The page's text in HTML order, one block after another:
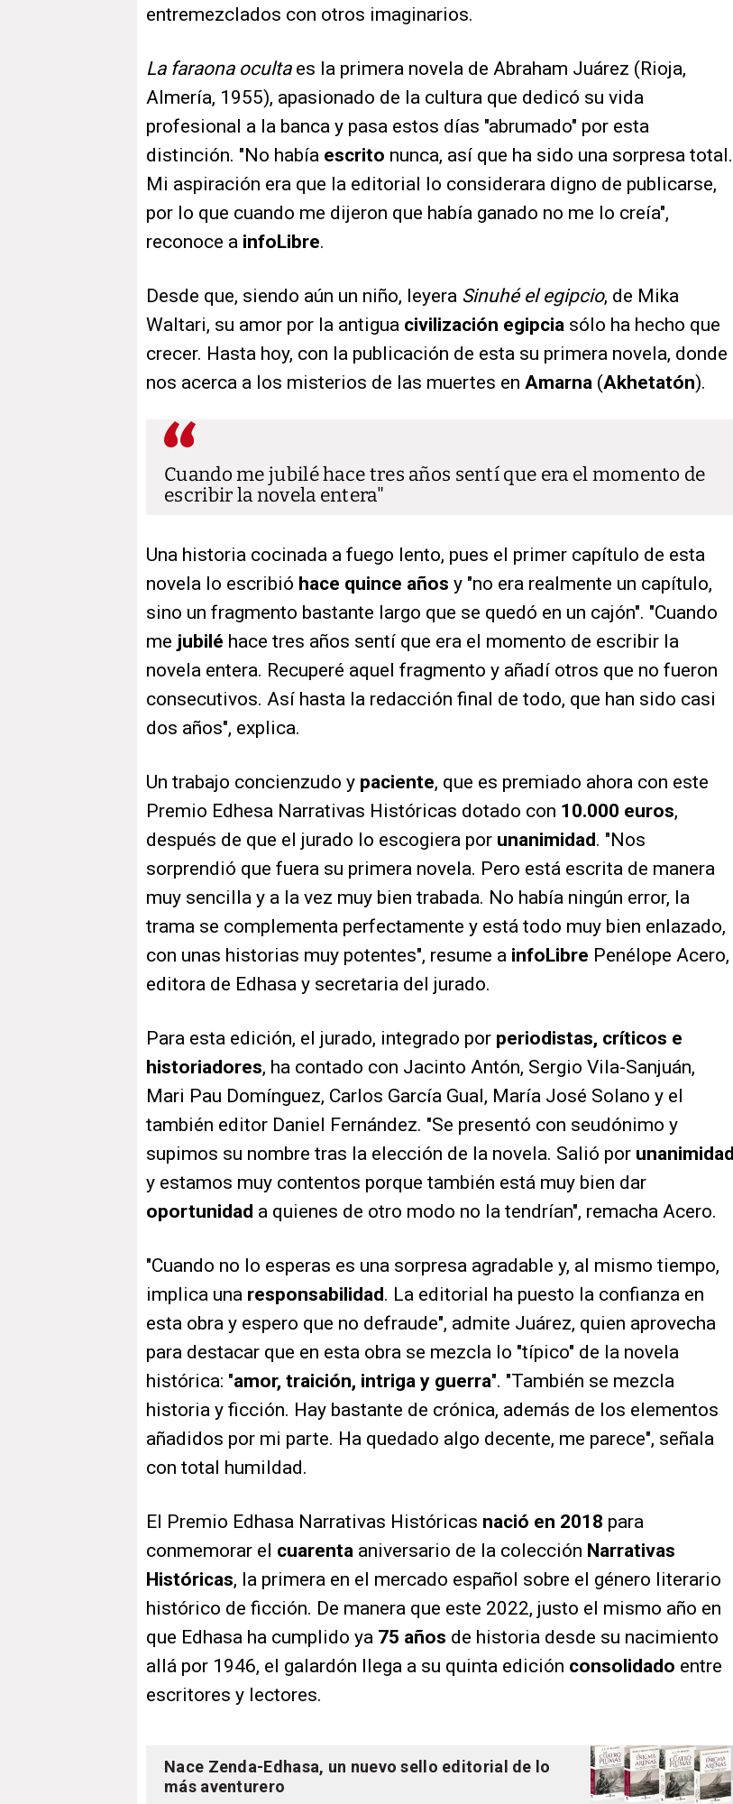
entremezclados con otros imaginarios.
La faraona ocultaes la primera novela de Abraham Juárez (Rioja,
Almería, 1955), apasionado de la cultura que dedicó su vida
profesional a la banca y pasa estos días "abrumado" por esta
distinción. "No había escrito nunca, así que ha sido una sorpresa total.
Mi aspiración era que la editorial lo considerara digno de publicarse,
por lo que cuando me dijeron que había ganado no me lo creía",
reconoce a infoLibre.
Desde que, siendo aún un niño, leyera Sinuhé el egipcio, de Mika
Waltari, su amor por la antigua civilización egipcia sólo ha hecho que
crecer. Hasta hoy, con la publicación de esta su primera novela, donde
nos acerca a los misterios de las muertes en Amarna (Akhetatón).
Cuando me jubilé hace tres años sentí que era el momento de
escribir la novela entera
Una historia cocinada a fuego lento, pues el primer capítulo de esta
novela lo escribió hace quince años y "no era realmente un capítulo,
sino un fragmento bastante largo que se quedó en un cajón". "Cuando
me jubilé hace tres años sentí que era el momento de escribir la
novela entera. Recuperé aquel fragmento y añadí otros que no fueron
consecutivos. Así hasta la redacción final de todo, que han sido casi
dos años", explica.
Un trabajo concienzudo y paciente, que es premiado ahora con este
Premio Edhesa Narrativas Históricas dotado con 10.000 euros,
después de que el jurado lo escogiera por unanimidad. "Nos
sorprendió que fuera su primera novela. Pero está escrita de manera
muy sencilla y a la vez muy bien trabada. No había ningún error, la
trama se complementa perfectamente y está todo muy bien enlazado,
con unas historias muy potentes", resume a infoLibre Penélope Acero,
editora de Edhasa y secretaria del jurado.
Para esta edición, el jurado, integrado por periodistas, críticos e
historiadores, ha contado con Jacinto Antón, Sergio Vila-Sanjuán,
Mari Pau Domínguez, Carlos García Gual, María José Solano y el
también editor Daniel Fernández. "Se presentó con seudónimo y
supimos su nombre tras la elección de la novela. Salió por unanimidad
y estamos muy contentos porque también está muy bien dar
oportunidad a quienes de otro modo no la tendrían", remacha Acero.
"Cuando no lo esperas es una sorpresa agradable y, al mismo tiempo,
implica una responsabilidad. La editorial ha puesto la confianza en
esta obra y espero que no defraude", admite Juárez, quien aprovecha
para destacar que en esta obra se mezcla lo "típico" de la novela
histórica: "amor, traición, intriga y guerra". "También se mezcla
historia y ficción. Hay bastante de crónica, además de los elementos
añadidos por mi parte. Ha quedado algo decente, me parece", señala
con total humildad.
El Premio Edhasa Narrativas Históricas nació en 2018 para
conmemorar el cuarenta aniversario de la colección Narrativas
Históricas, la primera en el mercado español sobre el género literario
histórico de ficción. De manera que este 2022, justo el mismo año en
que Edhasa ha cumplido ya 75 años de historia desde su nacimiento
allá por 1946, el galardón llega a su quinta edición consolidado entre
escritores y lectores.
Nace Zenda-Edhasa, un nuevo sello editorial de lo
más aventurero